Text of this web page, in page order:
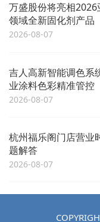
万盛股份将亮相
领域全新固化剂产品
2026-08-07
吉人高新智能调色系
业涂料色彩精准管控
2026-08-07
杭州福乐阁门店营业
题解答
2026-08-07